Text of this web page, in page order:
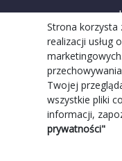
Strona korzysta
realizacji usług
Twojej
wszystkie pliki
informacji,
prywatności"
tel.